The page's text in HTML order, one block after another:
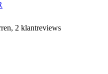
2 klantreviews